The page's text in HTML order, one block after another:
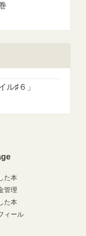
ル♯６」
た本
管理
た本
ィール